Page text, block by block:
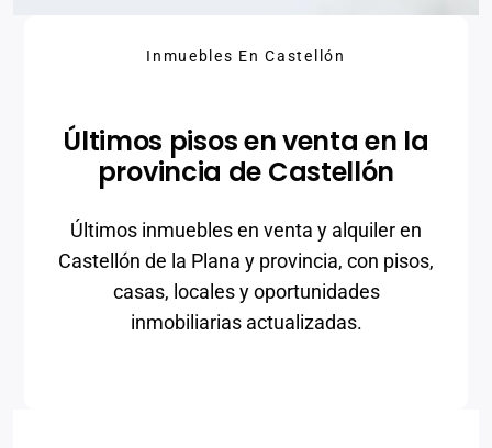
Inmuebles En Castellón
Últimos pisos en venta en la
provincia de Castellón
Últimos inmuebles en venta y alquiler en
Castellón de la Plana y provincia, con pisos,
casas, locales y oportunidades
inmobiliarias actualizadas.